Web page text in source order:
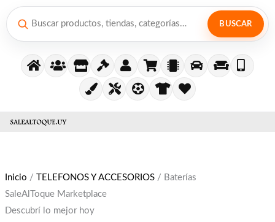
BUSCAR
contenido
Inicio / TELEFONOS Y ACCESORIOS/ Baterías
SaleAlToque Marketplace
Descubrí lo mejor hoy
El